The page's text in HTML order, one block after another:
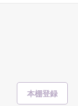
仕事先で毎日会っ